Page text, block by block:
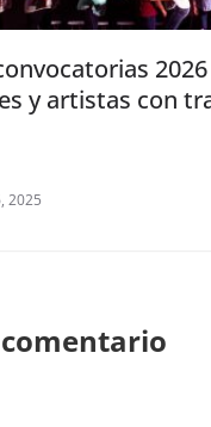
y artistas con
2025